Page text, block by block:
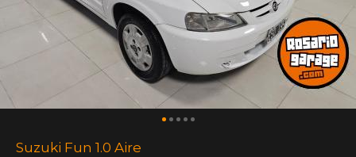
Suzuki Fun 1.0 Aire